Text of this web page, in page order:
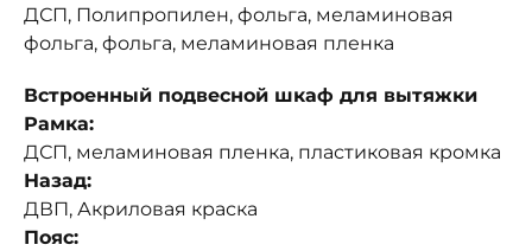
ДСП, Полипропилен, фольга, меламиновая
фольга, фольга, меламиновая пленка
Встроенный подвесной шкаф для вытяжки
Рамка:
ДСП, меламиновая пленка, пластиковая кромка
Назад:
ДВП, Акриловая краска
Пояс: